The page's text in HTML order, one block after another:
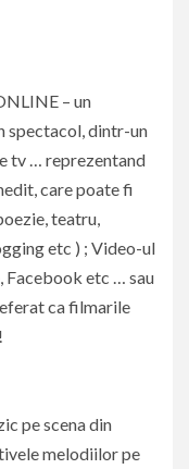
– un
spectacol, dintr-un
tv … reprezentand
care poate fi
teatru,
etc ) ; Video-ul
Facebook etc … sau
ca filmarile
pe scena din
melodiilor pe